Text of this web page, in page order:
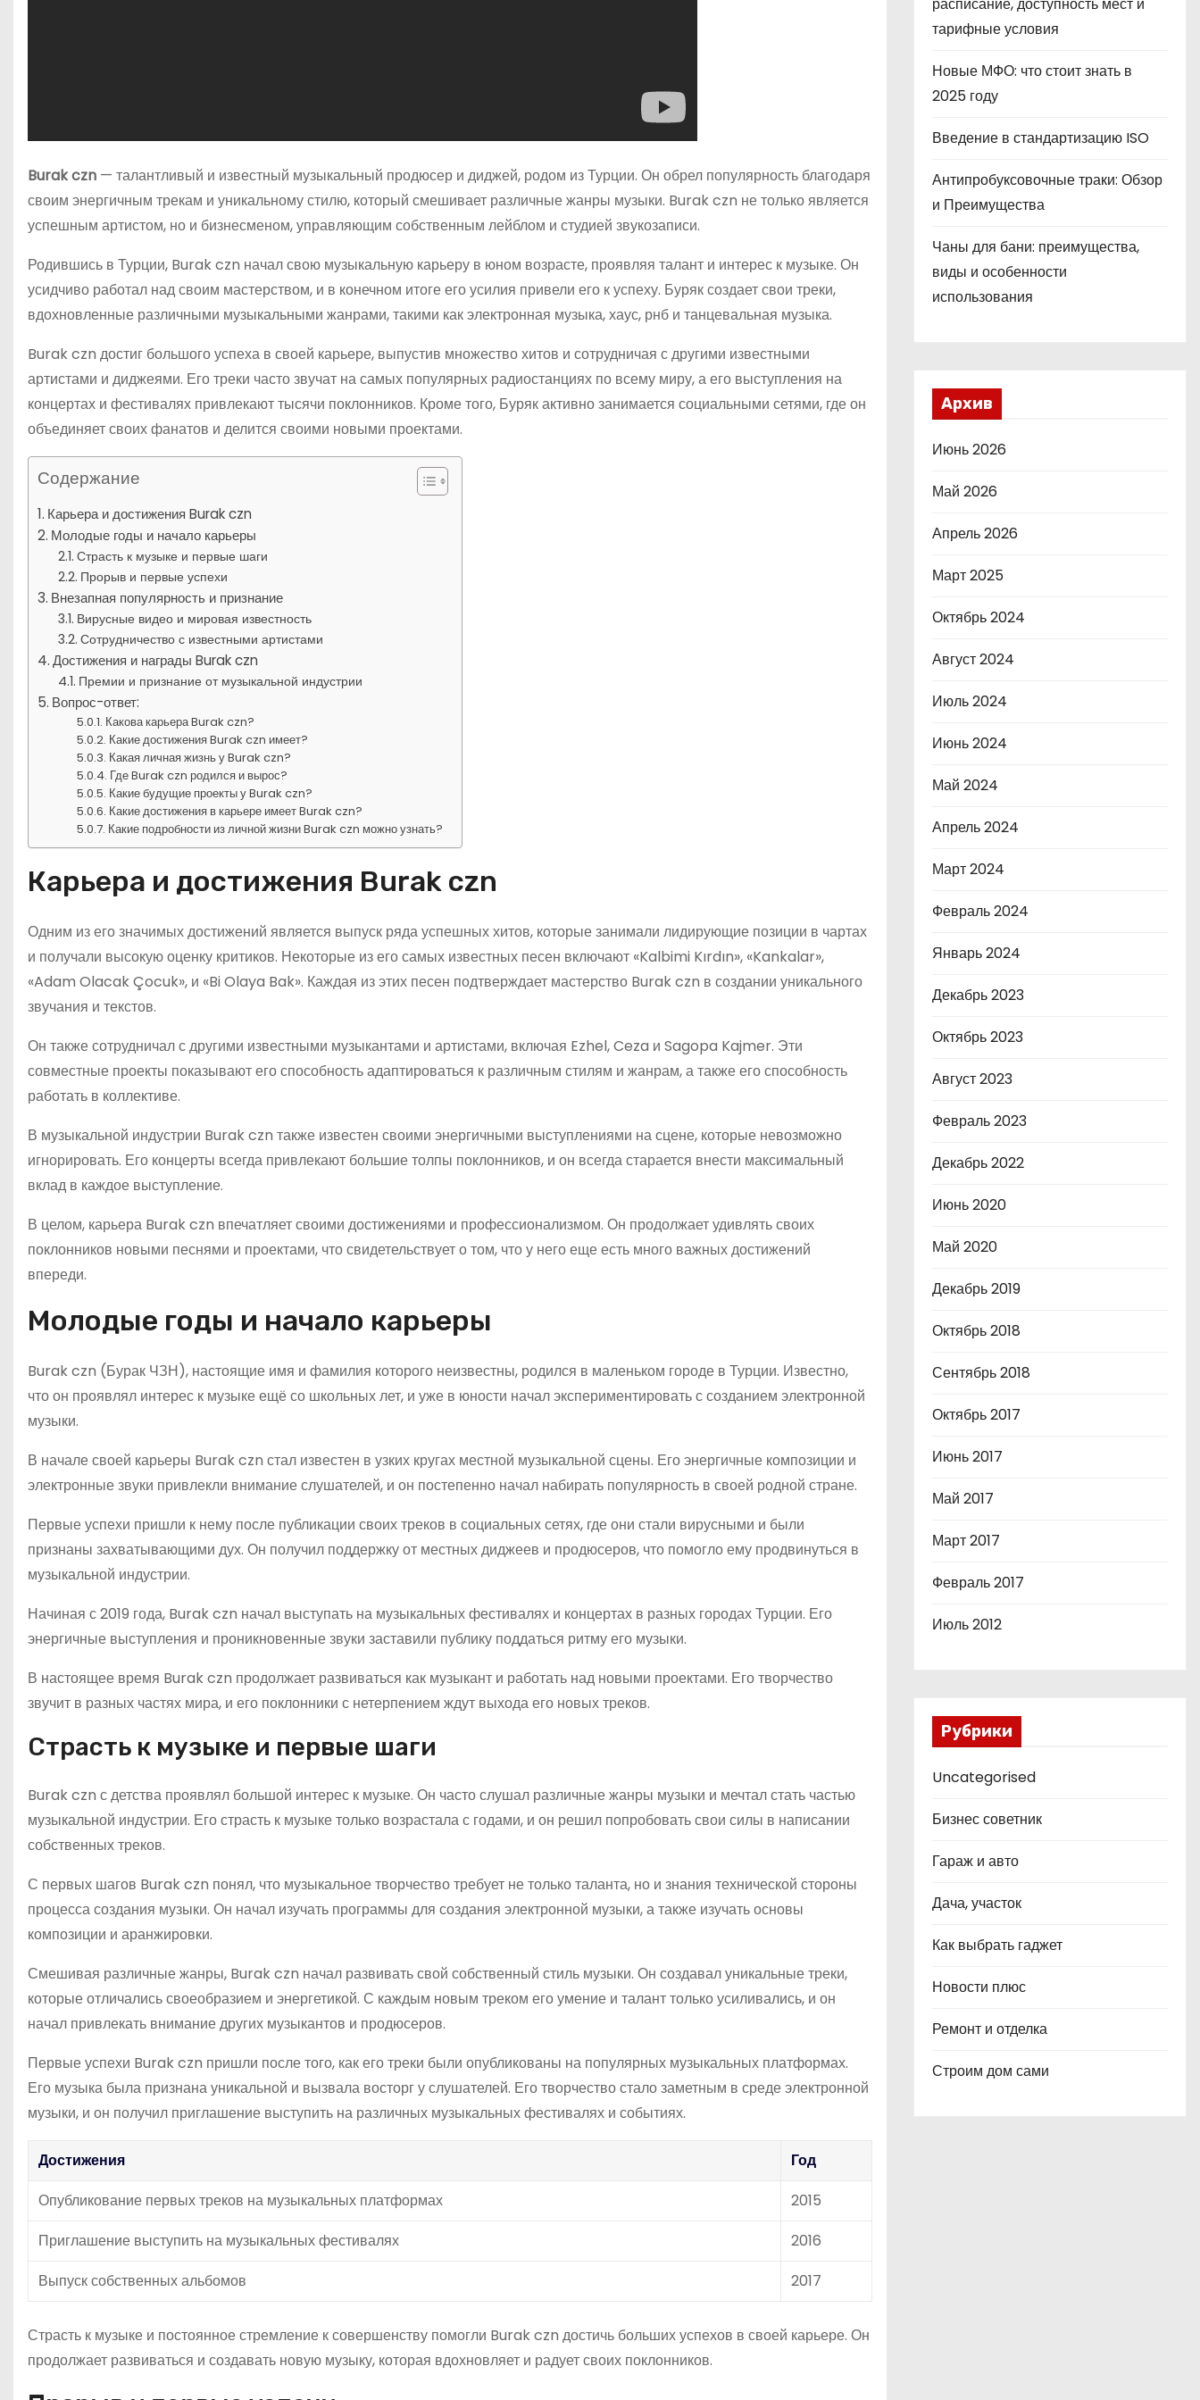
Burak czn — талантливый и известный музыкальный продюсер и диджей, родом из Турции. Он обрел популярность благодаря
своим энергичным трекам и уникальному стилю, который смешивает различные жанры музыки. Burak czn не только является
успешным артистом, но и бизнесменом, управляющим собственным лейблом и студией звукозаписи.
Родившись в Турции, Burak czn начал свою музыкальную карьеру в юном возрасте, проявляя талант и интерес к музыке. Он
усидчиво работал над своим мастерством, и в конечном итоге его усилия привели его к успеху. Буряк создает свои треки,
вдохновленные различными музыкальными жанрами, такими как электронная музыка, хаус, рнб и танцевальная музыка.
Burak czn достиг большого успеха в своей карьере, выпустив множество хитов и сотрудничая с другими известными
артистами и диджеями. Его треки часто звучат на самых популярных радиостанциях по всему миру, а его выступления на
концертах и фестивалях привлекают тысячи поклонников. Кроме того, Буряк активно занимается социальными сетями, где он
объединяет своих фанатов и делится своими новыми проектами.
Содержание
Карьера и достижения Burak czn
Молодые годы и начало карьеры
Страсть к музыке и первые шаги
Прорыв и первые успехи
Внезапная популярность и признание
Вирусные видео и мировая известность
Сотрудничество с известными артистами
Достижения и награды Burak czn
Премии и признание от музыкальной индустрии
Вопрос-ответ:
Какова карьера Burak czn?
Какие достижения Burak czn имеет?
Какая личная жизнь у Burak czn?
Где Burak czn родился и вырос?
Какие будущие проекты у Burak czn?
Какие достижения в карьере имеет Burak czn?
Какие подробности из личной жизни Burak czn можно узнать?
Карьера и достижения Burak czn
Одним из его значимых достижений является выпуск ряда успешных хитов, которые занимали лидирующие позиции в чартах
и получали высокую оценку критиков. Некоторые из его самых известных песен включают «Kalbimi Kırdın», «Kankalar»,
«Adam Olacak Çocuk», и «Bi Olaya Bak». Каждая из этих песен подтверждает мастерство Burak czn в создании уникального
звучания и текстов.
Он также сотрудничал с другими известными музыкантами и артистами, включая Ezhel, Ceza и Sagopa Kajmer. Эти
совместные проекты показывают его способность адаптироваться к различным стилям и жанрам, а также его способность
работать в коллективе.
В музыкальной индустрии Burak czn также известен своими энергичными выступлениями на сцене, которые невозможно
игнорировать. Его концерты всегда привлекают большие толпы поклонников, и он всегда старается внести максимальный
вклад в каждое выступление.
В целом, карьера Burak czn впечатляет своими достижениями и профессионализмом. Он продолжает удивлять своих
поклонников новыми песнями и проектами, что свидетельствует о том, что у него еще есть много важных достижений
впереди.
Молодые годы и начало карьеры
Burak czn (Бурак ЧЗН), настоящие имя и фамилия которого неизвестны, родился в маленьком городе в Турции. Известно,
что он проявлял интерес к музыке ещё со школьных лет, и уже в юности начал экспериментировать с созданием электронной
музыки.
В начале своей карьеры Burak czn стал известен в узких кругах местной музыкальной сцены. Его энергичные композиции и
электронные звуки привлекли внимание слушателей, и он постепенно начал набирать популярность в своей родной стране.
Первые успехи пришли к нему после публикации своих треков в социальных сетях, где они стали вирусными и были
признаны захватывающими дух. Он получил поддержку от местных диджеев и продюсеров, что помогло ему продвинуться в
музыкальной индустрии.
Начиная с 2019 года, Burak czn начал выступать на музыкальных фестивалях и концертах в разных городах Турции. Его
энергичные выступления и проникновенные звуки заставили публику поддаться ритму его музыки.
В настоящее время Burak czn продолжает развиваться как музыкант и работать над новыми проектами. Его творчество
звучит в разных частях мира, и его поклонники с нетерпением ждут выхода его новых треков.
Страсть к музыке и первые шаги
Burak czn с детства проявлял большой интерес к музыке. Он часто слушал различные жанры музыки и мечтал стать частью
музыкальной индустрии. Его страсть к музыке только возрастала с годами, и он решил попробовать свои силы в написании
собственных треков.
С первых шагов Burak czn понял, что музыкальное творчество требует не только таланта, но и знания технической стороны
процесса создания музыки. Он начал изучать программы для создания электронной музыки, а также изучать основы
композиции и аранжировки.
Смешивая различные жанры, Burak czn начал развивать свой собственный стиль музыки. Он создавал уникальные треки,
которые отличались своеобразием и энергетикой. С каждым новым треком его умение и талант только усиливались, и он
начал привлекать внимание других музыкантов и продюсеров.
Первые успехи Burak czn пришли после того, как его треки были опубликованы на популярных музыкальных платформах.
Его музыка была признана уникальной и вызвала восторг у слушателей. Его творчество стало заметным в среде электронной
музыки, и он получил приглашение выступить на различных музыкальных фестивалях и событиях.
Достижения
Год
Опубликование первых треков на музыкальных платформах
2015
Приглашение выступить на музыкальных фестивалях
2016
Выпуск собственных альбомов
2017
Страсть к музыке и постоянное стремление к совершенству помогли Burak czn достичь больших успехов в своей карьере. Он
продолжает развиваться и создавать новую музыку, которая вдохновляет и радует своих поклонников.
тарифные условия
Новые МФО: что стоит знать в
2025 году
Введение в стандартизацию ISO
Антипробуксовочные траки: Обзор
и Преимущества
Чаны для бани: преимущества,
виды и особенности
использования
Архив
Июнь 2026
Май 2026
Апрель 2026
Март 2025
Октябрь 2024
Август 2024
Июль 2024
Июнь 2024
Май 2024
Апрель 2024
Март 2024
Февраль 2024
Январь 2024
Декабрь 2023
Октябрь 2023
Август 2023
Февраль 2023
Декабрь 2022
Июнь 2020
Май 2020
Декабрь 2019
Октябрь 2018
Сентябрь 2018
Октябрь 2017
Июнь 2017
Май 2017
Март 2017
Февраль 2017
Июль 2012
Рубрики
Uncategorised
Бизнес советник
Гараж и авто
Дача, участок
Как выбрать гаджет
Новости плюс
Ремонт и отделка
Строим дом сами